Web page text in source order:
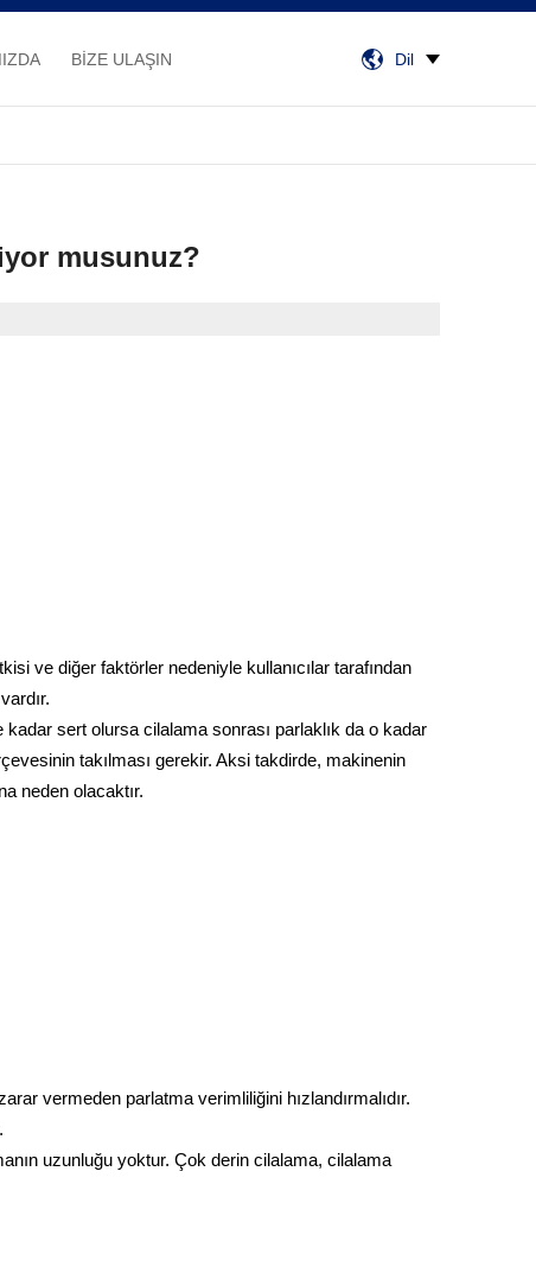
BİZE ULAŞIN Dil
musunuz?
ve diğer faktörler nedeniyle kullanıcılar tarafından
sert olursa cilalama sonrası parlaklık da o kadar
takılması gerekir. Aksi takdirde, makinenin
neden olacaktır.
vermeden parlatma verimliliğini hızlandırmalıdır.
uzunluğu yoktur. Çok derin cilalama, cilalama